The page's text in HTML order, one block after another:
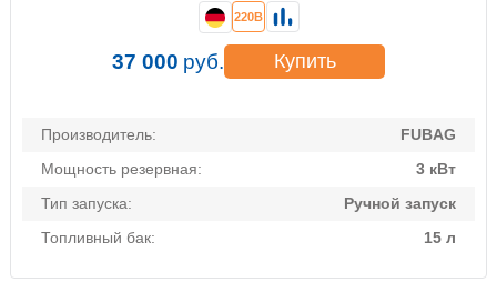
Производитель:
FUBAG
Мощность резервная:
3 кВт
Тип запуска:
Ручной запуск
Топливный бак:
15 л
220В
37 000 руб. Купить